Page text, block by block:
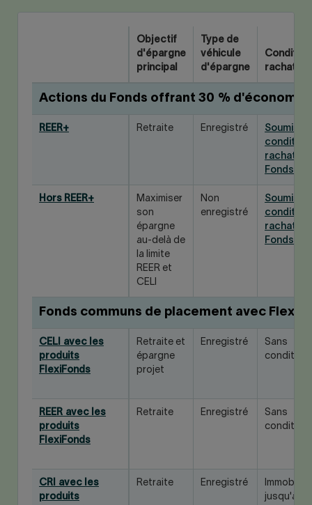
Objectif
d'épargne
principal
Type de
véhicule
d'épargne
rachat
Actions du Fonds offrant 30 %
REER+ Retraite Enregistré
Soumis
rachat du
Fonds
Hors REER+
Maximiser
son
épargne
au-delà de
la limite
REER et
CELI
Non
enregistré
Soumis
rachat du
Fonds
Fonds communs de placement avec
CELI avec les
produits
FlexiFonds
Retraite et
épargne
projet
Enregistré
Sans
REER avec les
produits
FlexiFonds
Retraite Enregistré
Sans
CRI avec les
produits
Retraite Enregistré
Immobilisé
jusqu'à la